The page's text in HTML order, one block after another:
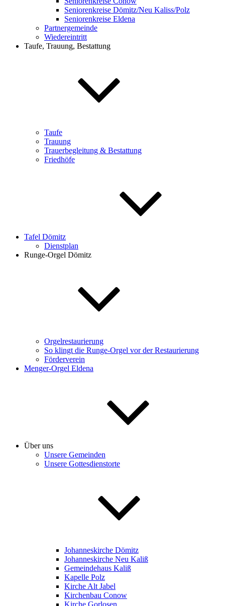
Seniorenkreise Dömitz/Neu Kaliss/Polz
Seniorenkreise Eldena
Partnergemeinde
Wiedereintritt
Taufe, Trauung, Bestattung
Taufe
Trauung
Trauerbegleitung & Bestattung
Friedhöfe
Tafel Dömitz
Dienstplan
Runge-Orgel Dömitz
Orgelrestaurierung
So klingt die Runge-Orgel vor der Restaurierung
Förderverein
Menger-Orgel Eldena
Über uns
Unsere Gemeinden
Unsere Gottesdienstorte
Johanneskirche Dömitz
Johanneskirche Neu Kaliß
Gemeindehaus Kaliß
Kapelle Polz
Kirche Alt Jabel
Kirchenbau Conow
Kirche Gorlosen